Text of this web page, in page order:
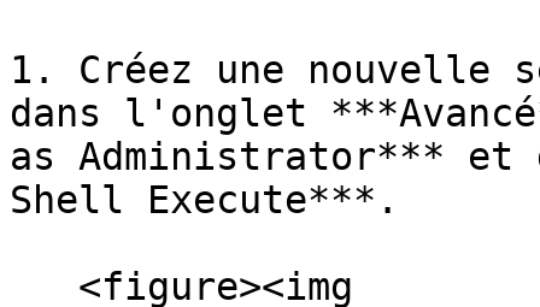
1. Créez une nouvelle
dans l'onglet
as Administrator*** et
Shell Execute***.